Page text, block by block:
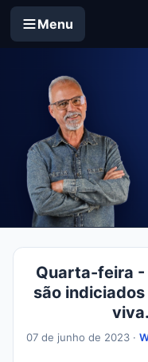
Menu
Quarta-feira -
são
07 de junho de 2023 ·